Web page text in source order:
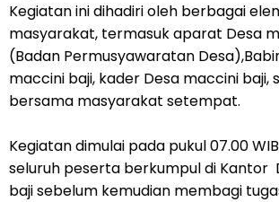
Kegiatan ini dihadiri oleh berbagai
masyarakat, termasuk aparat Desa
(Badan Permusyawaratan
maccini baji, kader Desa maccini baji,
bersama masyarakat setempat.
Kegiatan dimulai pada pukul 07.00
seluruh peserta berkumpul di Kantor
baji sebelum kemudian membagi